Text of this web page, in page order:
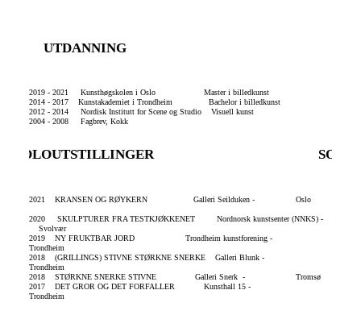
UTDANNING
2019 - 2021 Kunsthøgskolen i Oslo Master i billedkunst
2014 - 2017
Kunstakademiet i Trondheim Bachelor i billedkunst
2012 - 2014
Nordisk Institutt for Scene og Studio Visuell kunst
2004 - 2008
Fagbrev, Kokk
SOLOUTSTILLINGER
2021 KRANSEN OG RØYKERN Galleri Seilduken - Oslo
2020 SKULPTURER FRA TESTKJØKKENET Nordnorsk kunstsenter (NNKS) -
Svolvær
2019 NY FRUKTBAR JORD Trondheim kunstforening -
Trondheim
2018 (GRILLINGS) STIVNE STØRKNE SNERKE Galleri Blunk -
Trondheim
2018 STØRKNE SNERKE STIVNE Galleri Snerk - Tromsø
2017 DET GROR OG DET FORFALLER Kunsthall 15 -
Trondheim